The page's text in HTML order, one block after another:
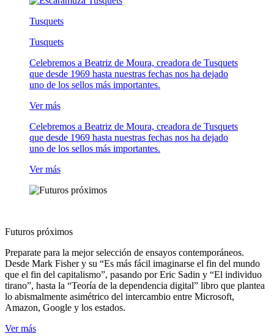
Tusquets
Tusquets
Celebremos a Beatriz de Moura, creadora de Tusquets
que desde 1969 hasta nuestras fechas nos ha dejado
uno de los sellos más importantes.
Ver más
Celebremos a Beatriz de Moura, creadora de Tusquets
que desde 1969 hasta nuestras fechas nos ha dejado
uno de los sellos más importantes.
Ver más
Futuros próximos
Preparate para la mejor selección de ensayos contemporáneos.
Desde Mark Fisher y su “Es más fácil imaginarse el fin del mundo
que el fin del capitalismo”, pasando por Eric Sadin y “El individuo
tirano”, hasta la “Teoría de la dependencia digital” libro que plantea
lo abismalmente asimétrico del intercambio entre Microsoft,
Amazon, Google y los estados.
Ver más